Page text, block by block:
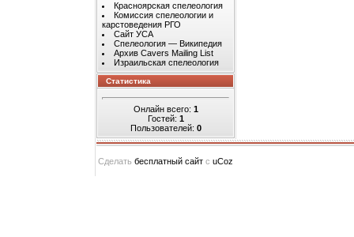
Красноярская спелеология
Комиссия спелеологии и
карстоведения РГО
Сайт УСА
Спелеология — Википедия
Архив Cavers Mailing List
Израильская спелеология
Статистика
Онлайн всего: 1
Гостей: 1
Пользователей: 0
Сделать бесплатный сайт с uCoz